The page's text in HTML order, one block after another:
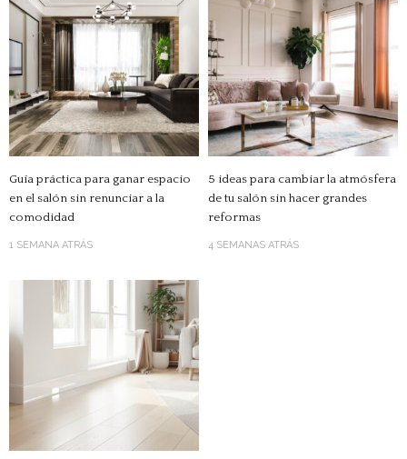
Guía práctica para ganar espacio
en el salón sin renunciar a la
comodidad
1 SEMANA ATRÁS
5 ideas para cambiar la atmósfera
de tu salón sin hacer grandes
reformas
4 SEMANAS ATRÁS